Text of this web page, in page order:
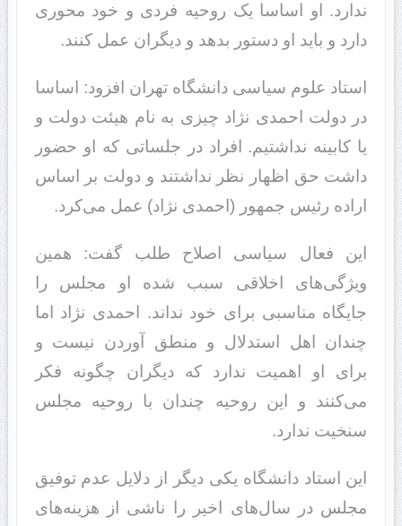
ندارد. او اساسا یک روحیه فردی و خود محوری
دارد و باید او دستور بدهد و دیگران عمل کنند.
استاد علوم سیاسی دانشگاه تهران افزود: اساسا
در دولت احمدی نژاد چیزی به نام هیئت دولت و
یا کابینه نداشتیم. افراد در جلساتی که او حضور
داشت حق اظهار نظر نداشتند و دولت بر اساس
اراده رئیس جمهور (احمدی نژاد) عمل می‌کرد.
این فعال سیاسی اصلاح‌‍ طلب گفت: همین
ویژگی‌های اخلاقی سبب شده او مجلس را
جایگاه مناسبی برای خود نداند. احمدی نژاد اما
چندان اهل استدلال و منطق آوردن نیست و
برای او اهمیت ندارد که دیگران چگونه فکر
می‌کنند و این روحیه چندان با روحیه مجلس
سنخیت ندارد.
این استاد دانشگاه یکی دیگر از دلایل عدم توفیق
مجلس در سال‌های اخیر را ناشی از هزینه‌های